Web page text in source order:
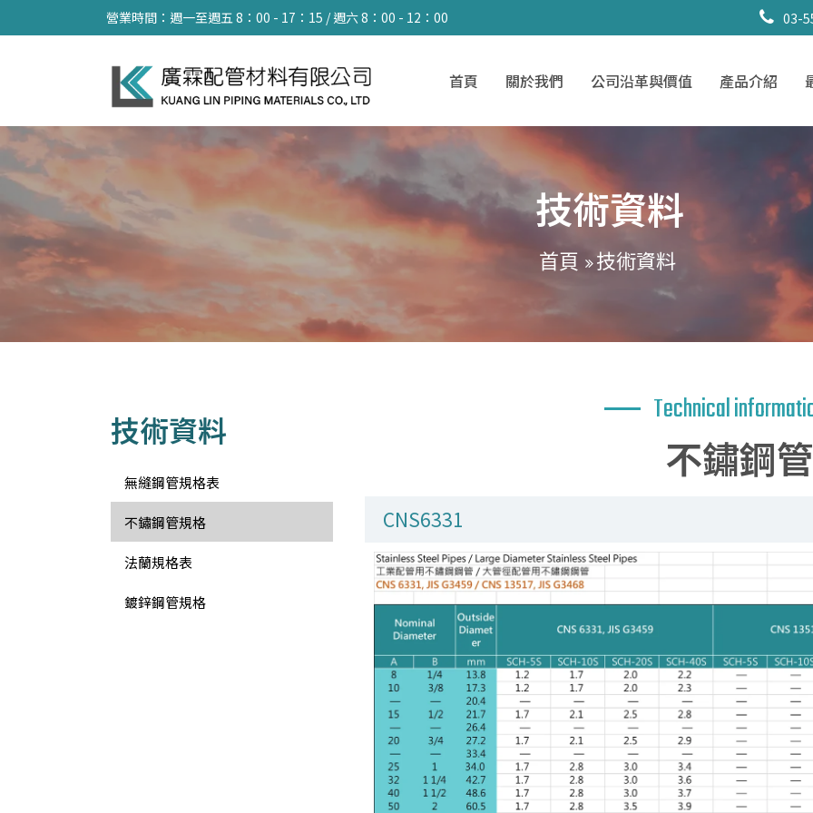
營業時間：週一至週五 8：00 - 17：15 / 週六 8：00 - 12：00 03-
首頁 關於我們 公司沿革與價值 產品介紹
技術資料
首頁 技術資料
技術資料
無縫鋼管規格表
不鏽鋼管規格
法蘭規格表
鍍鋅鋼管規格
Technical
不鏽鋼管
CNS6331